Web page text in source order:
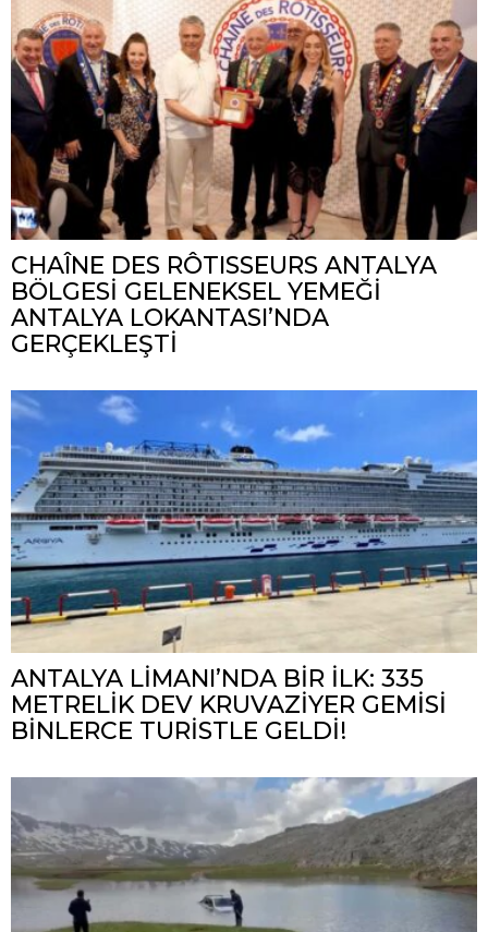
CHAÎNE DES RÔTISSEURS ANTALYA
BÖLGESİ GELENEKSEL YEMEĞİ
ANTALYA LOKANTASI’NDA
GERÇEKLEŞTİ
ANTALYA LİMANI’NDA BİR İLK: 335
METRELİK DEV KRUVAZİYER GEMİSİ
BİNLERCE TURİSTLE GELDİ!